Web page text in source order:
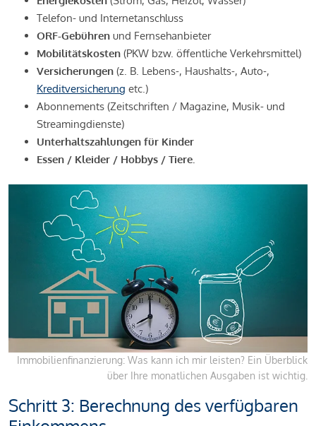
Telefon- und Internetanschluss
ORF-Gebühren und Fernsehanbieter
Mobilitätskosten (PKW bzw. öffentliche Verkehrsmittel)
Versicherungen (z. B. Lebens-, Haushalts-, Auto-,
Kreditversicherung etc.)
Abonnements (Zeitschriften / Magazine, Musik- und
Streamingdienste)
Unterhaltszahlungen für Kinder
Essen / Kleider / Hobbys / Tiere.
Immobilienfinanzierung: Was kann ich mir leisten? Ein Überblick
über Ihre monatlichen Ausgaben ist wichtig.
Schritt 3: Berechnung des verfügbaren